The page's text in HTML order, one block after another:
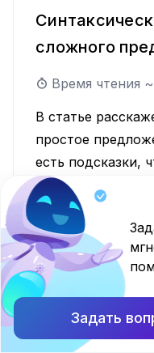
сложного
Время чтения
В статье
простое
есть подсказки,
нами именно
Увидим на
синтаксический
сложного
4 класс
Задать